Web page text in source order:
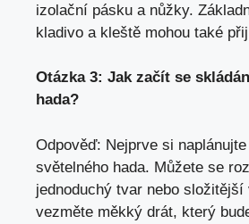
izolační pásku a nůžky.
kladivo a kleště mohou také
Otázka 3: Jak začít se
hada?
Odpověď: Nejprve si
světelného hada. Můžete se
jednoduchý tvar nebo složitější
vezměte měkký drát, který